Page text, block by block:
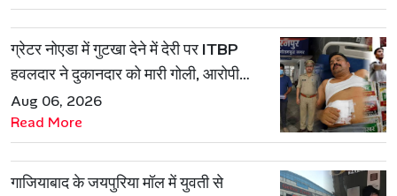
ग्रेटर नोएडा में गुटखा देने में देरी पर ITBP
हवलदार ने दुकानदार को मारी गोली, आरोपी
गिरफ्तार
Aug 06, 2026
Read More
गाजियाबाद के जयपुरिया मॉल में युवती से